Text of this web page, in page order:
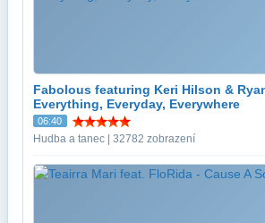
Fabolous featuring Keri Hilson &
Everything, Everyday, Everywhere
06:40
Hudba a tanec | 32782 zobrazení